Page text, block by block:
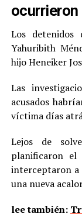
Los detenidos
Yahuribith
hijo Heneiker
Las
acusados
víctima días
Lejos de
planificaron
interceptaron
una nueva
lee también: